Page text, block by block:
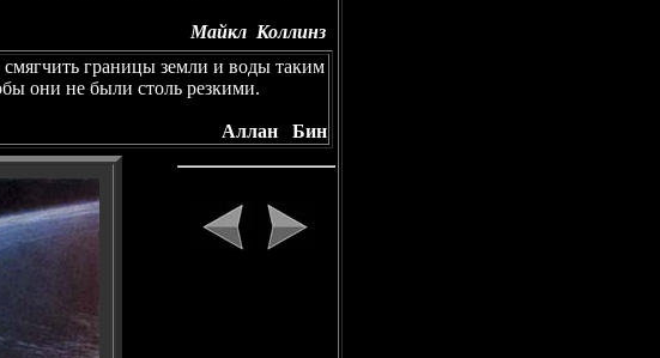
Майкл Коллинз
границы земли и воды таким
они не были столь резкими.
Аллан Бин